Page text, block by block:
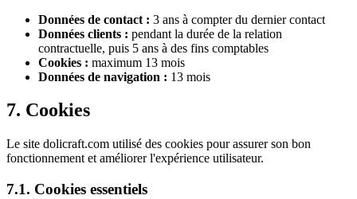
Données de contact : 3 ans à compter du dernier contact
Données clients : pendant la durée de la relation
contractuelle, puis 5 ans à des fins comptables
Cookies : maximum 13 mois
Données de navigation : 13 mois
7. Cookies
Le site dolicraft.com utilisé des cookies pour assurer son bon
fonctionnement et améliorer l'expérience utilisateur.
7.1. Cookies essentiels